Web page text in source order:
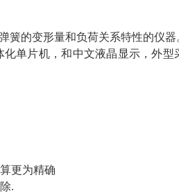
簧的变形量和负荷关系特性的仪
单片机，和中文液晶显示，外
更为精确
.